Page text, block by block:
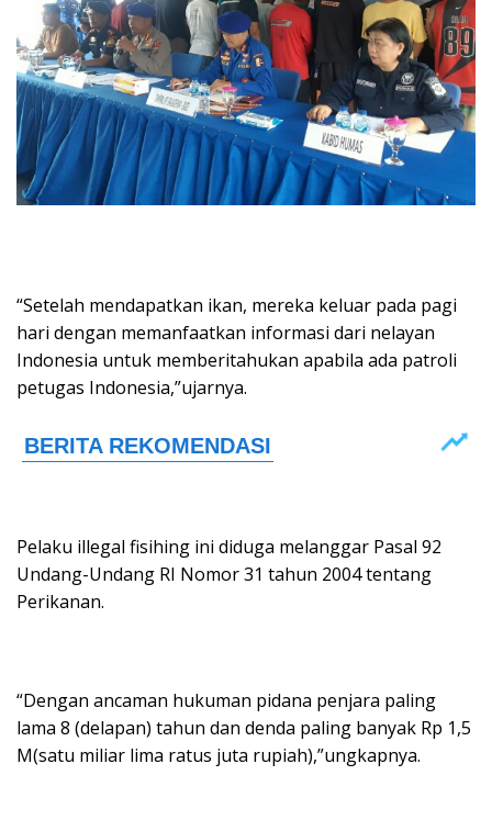
“Setelah mendapatkan ikan, mereka keluar pada pagi
hari dengan memanfaatkan informasi dari nelayan
Indonesia untuk memberitahukan apabila ada patroli
petugas Indonesia,”ujarnya.
Pelaku illegal fisihing ini diduga melanggar Pasal 92
Undang-Undang RI Nomor 31 tahun 2004 tentang
Perikanan.
“Dengan ancaman hukuman pidana penjara paling
lama 8 (delapan) tahun dan denda paling banyak Rp 1,5
M(satu miliar lima ratus juta rupiah),”ungkapnya.